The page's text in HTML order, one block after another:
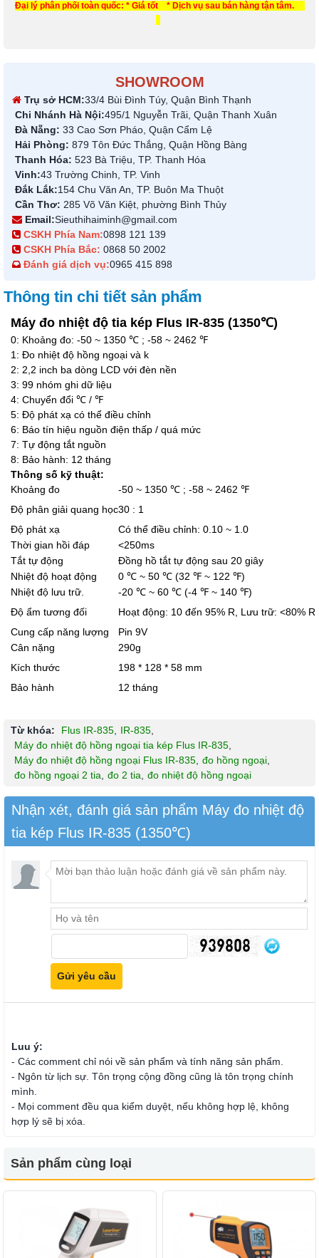
Đại lý phân phối toàn quốc: * Giá tốt * Dịch vụ sau bán hàng tận tâm.
SHOWROOM
Trụ sở HCM:33/4 Bùi Đình Túy, Quận Bình Thạnh
Chi Nhánh Hà Nội:495/1 Nguyễn Trãi, Quận Thanh Xuân
Đà Nẵng: 33 Cao Sơn Pháo, Quận Cẩm Lệ
Hải Phòng: 879 Tôn Đức Thắng, Quận Hồng Bàng
Thanh Hóa: 523 Bà Triệu, TP. Thanh Hóa
Vinh:43 Trường Chinh, TP. Vinh
Đắk Lắk:154 Chu Văn An, TP. Buôn Ma Thuột
Cần Thơ: 285 Võ Văn Kiệt, phường Bình Thủy
Email:Sieuthihaiminh@gmail.com
CSKH Phía Nam:0898 121 139
CSKH Phía Bắc: 0868 50 2002
Đánh giá dịch vụ:0965 415 898
Thông tin chi tiết sản phẩm
Máy đo nhiệt độ tia kép Flus IR-835 (1350℃)
0: Khoảng đo: -50 ~ 1350 ℃ ; -58 ~ 2462 ℉
1: Đo nhiệt độ hồng ngoại và k
2: 2,2 inch ba dòng LCD với đèn nền
3: 99 nhóm ghi dữ liệu
4: Chuyển đổi ℃ / ℉
5: Độ phát xạ có thể điều chỉnh
6: Báo tín hiệu nguồn điện thấp / quá mức
7: Tự động tắt nguồn
8: Bảo hành: 12 tháng
Thông số kỹ thuật:
Khoảng đo
-50 ~ 1350 ℃ ; -58 ~ 2462 ℉
Độ phân giải quang học30 : 1
Độ phát xạ
Có thể điều chỉnh: 0.10 ~ 1.0
Thời gian hồi đáp
<250ms
Tắt tự động
Đồng hồ tắt tự động sau 20 giây
Nhiệt độ hoạt động
0 ℃ ~ 50 ℃ (32 ℉ ~ 122 ℉)
Nhiệt độ lưu trữ.
-20 ℃ ~ 60 ℃ (-4 ℉ ~ 140 ℉)
Độ ẩm tương đối
Hoạt động: 10 đến 95% R, Lưu trữ: <80%
Cung cấp năng lượng
Pin 9V
Cân nặng
290g
Kích thước
198 * 128 * 58 mm
Bảo hành
12 tháng
Từ khóa: Flus IR-835, IR-835,
Máy đo nhiệt độ hồng ngoại tia kép Flus IR-835,
Máy đo nhiệt độ hồng ngoại Flus IR-835, đo hồng ngoại,
đo hồng ngoại 2 tia, đo 2 tia, đo nhiệt độ hồng ngoại
Nhận xét, đánh giá sản phẩm Máy đo nhiệt độ
tia kép Flus IR-835 (1350℃)
Luu ý:
- Các comment chỉ nói về sản phẩm và tính năng sản phẩm.
- Ngôn từ lịch sự. Tôn trọng cộng đồng cũng là tôn trọng chính
mình.
- Mọi comment đều qua kiểm duyệt, nếu không hợp lệ, không
hợp lý sẽ bị xóa.
Sản phẩm cùng loại